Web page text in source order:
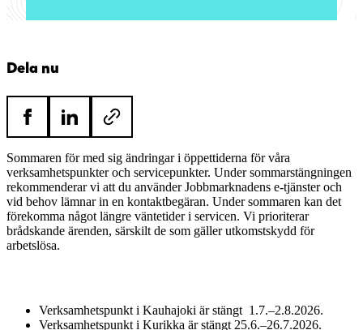
Dela nu
Sommaren för med sig ändringar i öppettiderna för våra
verksamhetspunkter och servicepunkter. Under sommarstängningen
rekommenderar vi att du använder Jobbmarknadens e-tjänster och
vid behov lämnar in en kontaktbegäran. Under sommaren kan det
förekomma något längre väntetider i servicen. Vi prioriterar
brådskande ärenden, särskilt de som gäller utkomstskydd för
arbetslösa.
Verksamhetspunkt i Kauhajoki är stängt 1.7.–2.8.2026.
Verksamhetspunkt i Kurikka är stängt 25.6.–26.7.2026.